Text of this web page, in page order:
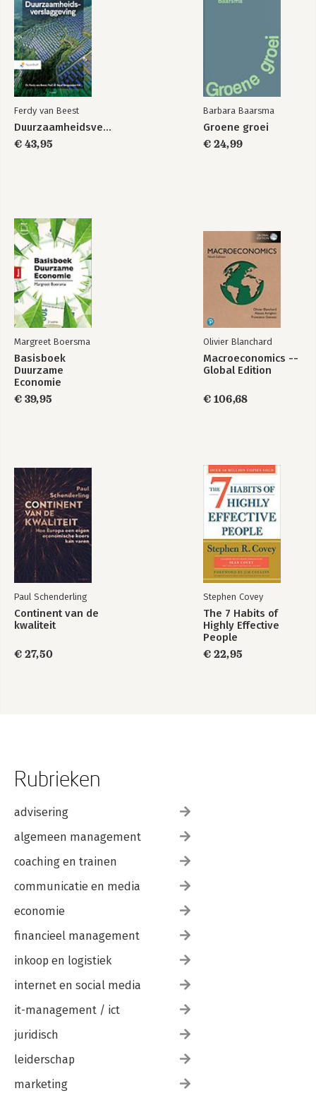
Ferdy van Beest
Duurzaamheidsverslaggeving
€ 43,95
Barbara Baarsma
Groene groei
€ 24,99
Margreet Boersma
Basisboek
Duurzame
Economie
€ 39,95
Olivier Blanchard
Macroeconomics --
Global Edition
€ 106,68
Paul Schenderling
Continent van de
kwaliteit
€ 27,50
Stephen Covey
The 7 Habits of
Highly Effective
People
€ 22,95
Rubrieken
advisering
algemeen management
coaching en trainen
communicatie en media
economie
financieel management
inkoop en logistiek
internet en social media
it-management / ict
juridisch
leiderschap
marketing